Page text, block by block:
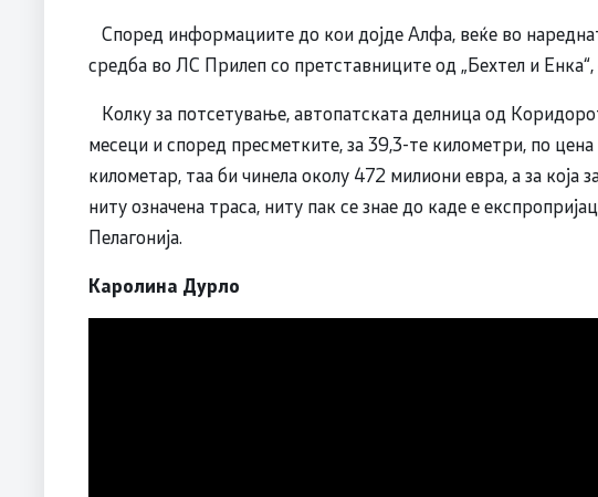
Според информациите до кои дојде Алфа, веќе во
средба во ЛС Прилеп со претставниците од „Бехтел и
Колку за потсетување, автопатската делница од
месеци и според пресметките, за 39,3-те километри, по
километар, таа би чинела околу 472 милиони евра, а за која
ниту означена траса, ниту пак се знае до каде е
Пелагонија.
Каролина Дурло